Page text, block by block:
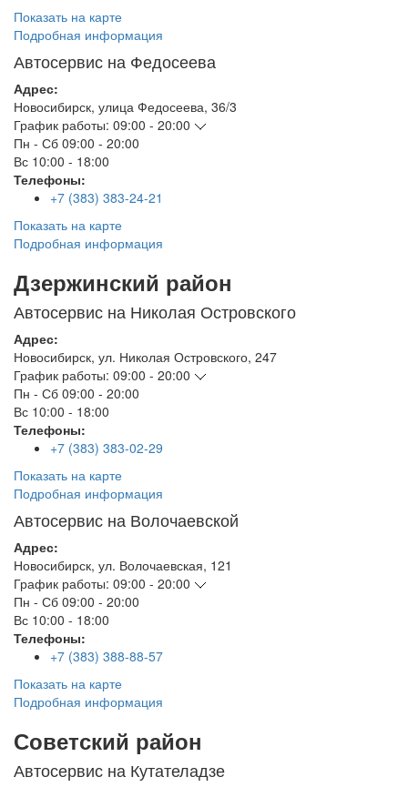
Показать на карте
Подробная информация
Автосервис на Федосеева
Адрес:
Новосибирск, улица Федосеева, 36/3
График работы: 09:00 - 20:00
Пн - Сб 09:00 - 20:00
Вс 10:00 - 18:00
Телефоны:
+7 (383) 383-24-21
Показать на карте
Подробная информация
Дзержинский район
Автосервис на Николая Островского
Адрес:
Новосибирск, ул. Николая Островского, 247
График работы: 09:00 - 20:00
Пн - Сб 09:00 - 20:00
Вс 10:00 - 18:00
Телефоны:
+7 (383) 383-02-29
Показать на карте
Подробная информация
Автосервис на Волочаевской
Адрес:
Новосибирск, ул. Волочаевская, 121
График работы: 09:00 - 20:00
Пн - Сб 09:00 - 20:00
Вс 10:00 - 18:00
Телефоны:
+7 (383) 388-88-57
Показать на карте
Подробная информация
Советский район
Автосервис на Кутателадзе